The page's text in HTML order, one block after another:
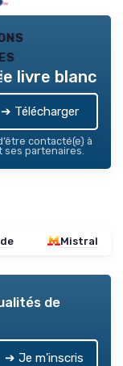
livre blanc
➔ Télécharger
contacté(e) à
ses partenaires.
Mistral
de
➔ Je m'inscris